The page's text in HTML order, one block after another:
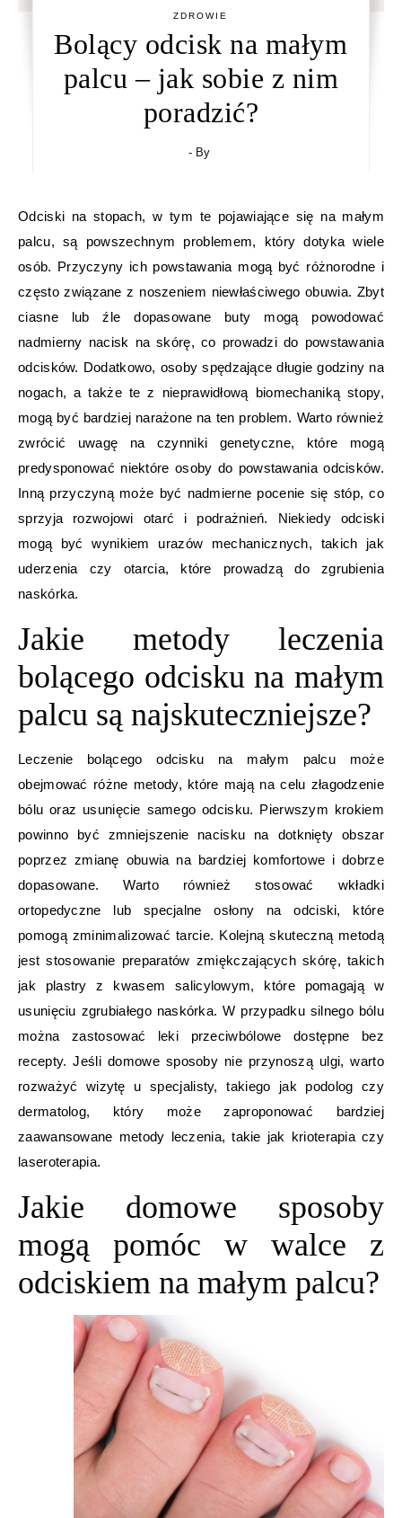
ZDROWIE
Bolący odcisk na małym
palcu – jak sobie z nim
poradzić?
- By
Odciski na stopach, w tym te pojawiające się na małym
palcu, są powszechnym problemem, który dotyka wiele
osób. Przyczyny ich powstawania mogą być różnorodne i
często związane z noszeniem niewłaściwego obuwia. Zbyt
ciasne lub źle dopasowane buty mogą powodować
nadmierny nacisk na skórę, co prowadzi do powstawania
odcisków. Dodatkowo, osoby spędzające długie godziny na
nogach, a także te z nieprawidłową biomechaniką stopy,
mogą być bardziej narażone na ten problem. Warto również
zwrócić uwagę na czynniki genetyczne, które mogą
predysponować niektóre osoby do powstawania odcisków.
Inną przyczyną może być nadmierne pocenie się stóp, co
sprzyja rozwojowi otarć i podrażnień. Niekiedy odciski
mogą być wynikiem urazów mechanicznych, takich jak
uderzenia czy otarcia, które prowadzą do zgrubienia
naskórka.
Jakie metody leczenia
bolącego odcisku na małym
palcu są najskuteczniejsze?
Leczenie bolącego odcisku na małym palcu może
obejmować różne metody, które mają na celu złagodzenie
bólu oraz usunięcie samego odcisku. Pierwszym krokiem
powinno być zmniejszenie nacisku na dotknięty obszar
poprzez zmianę obuwia na bardziej komfortowe i dobrze
dopasowane. Warto również stosować wkładki
ortopedyczne lub specjalne osłony na odciski, które
pomogą zminimalizować tarcie. Kolejną skuteczną metodą
jest stosowanie preparatów zmiękczających skórę, takich
jak plastry z kwasem salicylowym, które pomagają w
usunięciu zgrubiałego naskórka. W przypadku silnego bólu
można zastosować leki przeciwbólowe dostępne bez
recepty. Jeśli domowe sposoby nie przynoszą ulgi, warto
rozważyć wizytę u specjalisty, takiego jak podolog czy
dermatolog, który może zaproponować bardziej
zaawansowane metody leczenia, takie jak krioterapia czy
laseroterapia.
Jakie domowe sposoby
mogą pomóc w walce z
odciskiem na małym palcu?